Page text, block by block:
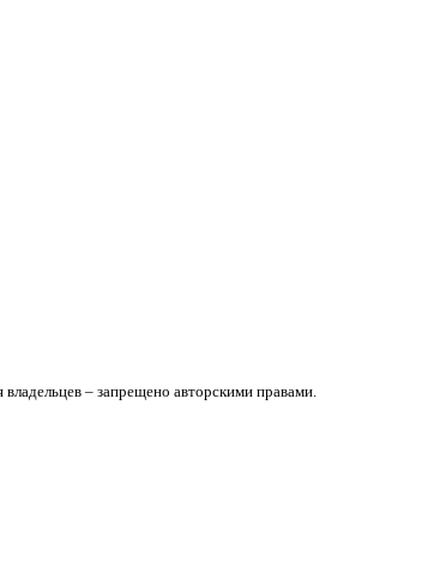
– запрещено авторскими правами.